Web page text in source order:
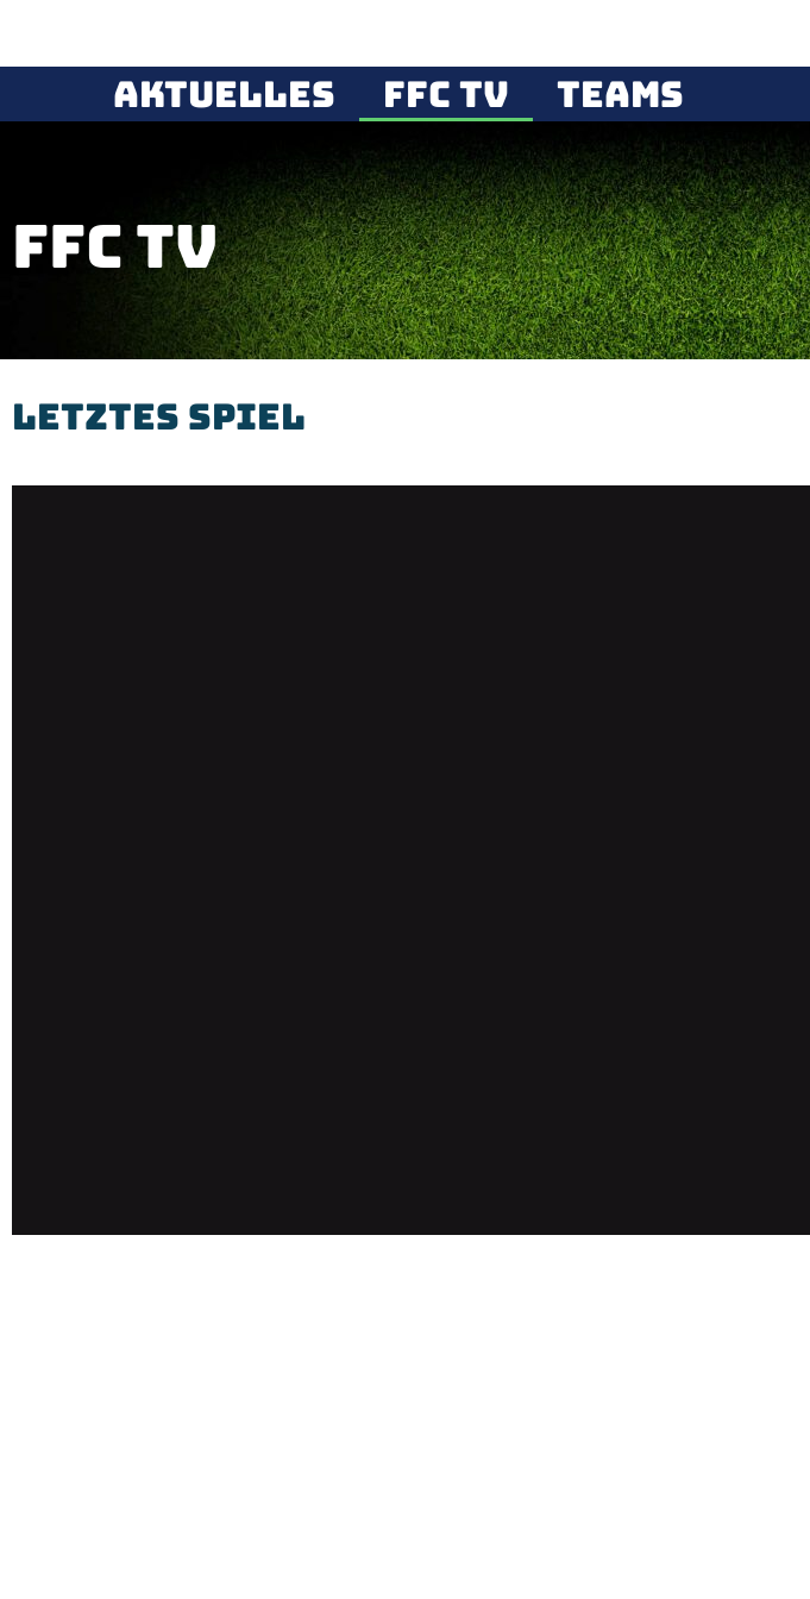
Aktuelles FFC TV Teams
FFC TV
Letztes Spiel